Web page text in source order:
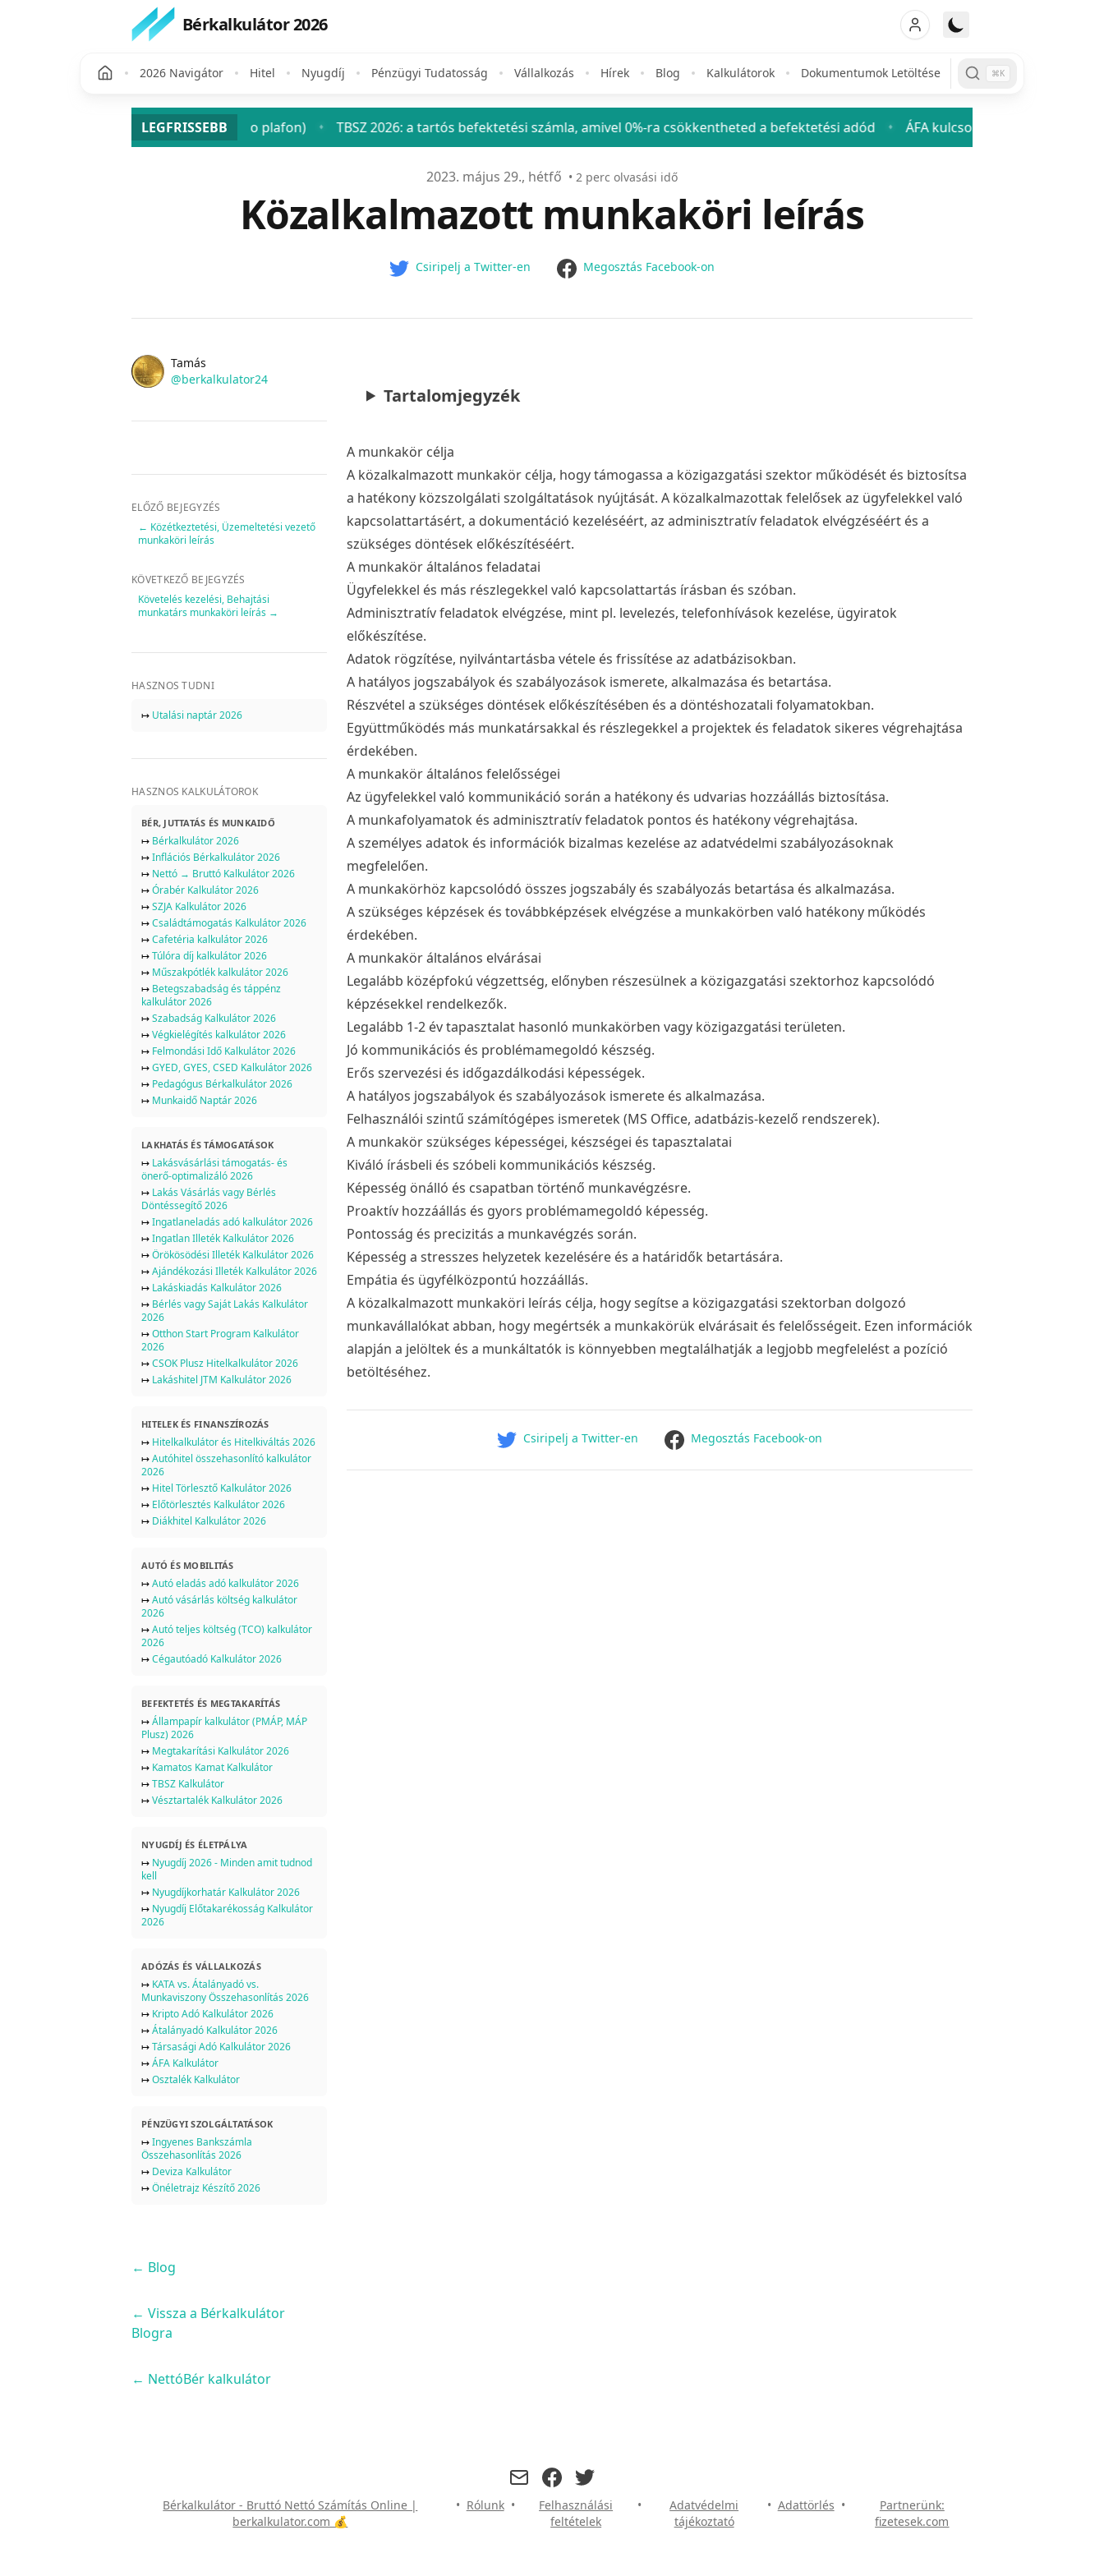
Bérkalkulátor 2026
2026 Navigátor Hitel Nyugdíj Pénzügyi Tudatosság Vállalkozás Hírek Blog Kalkulátorok Dokumentumok Letöltése ⌘K
LEGFRISSEBB
után? (SZJA + szocho plafon) TBSZ 2026: a tartós befektetési számla, amivel 0%-ra csökkentheted a befektetési adód ♦ ÁFA kulcsok 2026: mennyi az áfa és
2023. május 29., hétfő • 2 perc olvasási idő
Közalkalmazott munkaköri leírás
Csiripelj a Twitter-en facebook
Megosztás Facebook-on
AuthorsName
Tamás
Twitter
@berkalkulator24
Tartalomjegyzék
A munkakör célja
A közalkalmazott munkakör célja, hogy támogassa a közigazgatási szektor működését és biztosítsa
a hatékony közszolgálati szolgáltatások nyújtását. A közalkalmazottak felelősek az ügyfelekkel való
kapcsolattartásért, a dokumentáció kezeléséért, az adminisztratív feladatok elvégzéséért és a
szükséges döntések előkészítéséért.
A munkakör általános feladatai
Ügyfelekkel és más részlegekkel való kapcsolattartás írásban és szóban.
Adminisztratív feladatok elvégzése, mint pl. levelezés, telefonhívások kezelése, ügyiratok
előkészítése.
Adatok rögzítése, nyilvántartásba vétele és frissítése az adatbázisokban.
A hatályos jogszabályok és szabályozások ismerete, alkalmazása és betartása.
Részvétel a szükséges döntések előkészítésében és a döntéshozatali folyamatokban.
Együttműködés más munkatársakkal és részlegekkel a projektek és feladatok sikeres végrehajtása
érdekében.
A munkakör általános felelősségei
Az ügyfelekkel való kommunikáció során a hatékony és udvarias hozzáállás biztosítása.
A munkafolyamatok és adminisztratív feladatok pontos és hatékony végrehajtása.
A személyes adatok és információk bizalmas kezelése az adatvédelmi szabályozásoknak
megfelelően.
A munkakörhöz kapcsolódó összes jogszabály és szabályozás betartása és alkalmazása.
A szükséges képzések és továbbképzések elvégzése a munkakörben való hatékony működés
érdekében.
A munkakör általános elvárásai
Legalább középfokú végzettség, előnyben részesülnek a közigazgatási szektorhoz kapcsolódó
képzésekkel rendelkezők.
Legalább 1-2 év tapasztalat hasonló munkakörben vagy közigazgatási területen.
Jó kommunikációs és problémamegoldó készség.
Erős szervezési és időgazdálkodási képességek.
A hatályos jogszabályok és szabályozások ismerete és alkalmazása.
Felhasználói szintű számítógépes ismeretek (MS Office, adatbázis-kezelő rendszerek).
A munkakör szükséges képességei, készségei és tapasztalatai
Kiváló írásbeli és szóbeli kommunikációs készség.
Képesség önálló és csapatban történő munkavégzésre.
Proaktív hozzáállás és gyors problémamegoldó képesség.
Pontosság és precizitás a munkavégzés során.
Képesség a stresszes helyzetek kezelésére és a határidők betartására.
Empátia és ügyfélközpontú hozzáállás.
A közalkalmazott munkaköri leírás célja, hogy segítse a közigazgatási szektorban dolgozó
munkavállalókat abban, hogy megértsék a munkakörük elvárásait és felelősségeit. Ezen információk
alapján a jelöltek és a munkáltatók is könnyebben megtalálhatják a legjobb megfelelést a pozíció
betöltéséhez.
Csiripelj a Twitter-en facebookMegosztás Facebook-on
ELŐZŐ BEJEGYZÉS
← Közétkeztetési, Üzemeltetési vezető
munkaköri leírás
KÖVETKEZŐ BEJEGYZÉS
Követelés kezelési, Behajtási
munkatárs munkaköri leírás →
HASZNOS TUDNI
↦ Utalási naptár 2026
HASZNOS KALKULÁTOROK
BÉR, JUTTATÁS ÉS MUNKAIDŐ
↦ Bérkalkulátor 2026
↦Inflációs Bérkalkulátor 2026
↦ Nettó → Bruttó Kalkulátor 2026
↦Órabér Kalkulátor 2026
↦SZJA Kalkulátor 2026
↦Családtámogatás Kalkulátor 2026
↦Cafetéria kalkulátor 2026
↦Túlóra díj kalkulátor 2026
↦ Műszakpótlék kalkulátor 2026
↦ Betegszabadság és táppénz
kalkulátor 2026
↦Szabadság Kalkulátor 2026
↦Végkielégítés kalkulátor 2026
↦ Felmondási Idő Kalkulátor 2026
↦GYED, GYES, CSED Kalkulátor 2026
↦ Pedagógus Bérkalkulátor 2026
↦ Munkaidő Naptár 2026
LAKHATÁS ÉS TÁMOGATÁSOK
↦ Lakásvásárlási támogatás- és
önerő-optimalizáló 2026
↦ Lakás Vásárlás vagy Bérlés
Döntéssegítő 2026
↦Ingatlaneladás adó kalkulátor 2026
↦Ingatlan Illeték Kalkulátor 2026
↦Örökösödési Illeték Kalkulátor 2026
↦Ajándékozási Illeték Kalkulátor 2026
↦ Lakáskiadás Kalkulátor 2026
↦ Bérlés vagy Saját Lakás Kalkulátor
2026
↦Otthon Start Program Kalkulátor
2026
↦CSOK Plusz Hitelkalkulátor 2026
↦ Lakáshitel JTM Kalkulátor 2026
HITELEK ÉS FINANSZÍROZÁS
↦ Hitelkalkulátor és Hitelkiváltás 2026
↦Autóhitel összehasonlító kalkulátor
2026
↦ Hitel Törlesztő Kalkulátor 2026
↦ Előtörlesztés Kalkulátor 2026
↦ Diákhitel Kalkulátor 2026
AUTÓ ÉS MOBILITÁS
↦Autó eladás adó kalkulátor 2026
↦Autó vásárlás költség kalkulátor
2026
↦Autó teljes költség (TCO) kalkulátor
2026
↦Cégautóadó Kalkulátor 2026
BEFEKTETÉS ÉS MEGTAKARÍTÁS
↦Állampapír kalkulátor (PMÁP, MÁP
Plusz) 2026
↦ Megtakarítási Kalkulátor 2026
↦ Kamatos Kamat Kalkulátor
↦TBSZ Kalkulátor
↦Vésztartalék Kalkulátor 2026
NYUGDÍJ ÉS ÉLETPÁLYA
↦ Nyugdíj 2026 - Minden amit tudnod
kell
↦ Nyugdíjkorhatár Kalkulátor 2026
↦ Nyugdíj Előtakarékosság Kalkulátor
2026
ADÓZÁS ÉS VÁLLALKOZÁS
↦ KATA vs. Átalányadó vs.
Munkaviszony Összehasonlítás 2026
↦ Kripto Adó Kalkulátor 2026
↦Átalányadó Kalkulátor 2026
↦Társasági Adó Kalkulátor 2026
↦ÁFA Kalkulátor
↦Osztalék Kalkulátor
PÉNZÜGYI SZOLGÁLTATÁSOK
↦Ingyenes Bankszámla
Összehasonlítás 2026
↦ Deviza Kalkulátor
↦Önéletrajz Készítő 2026
← Blog
← Vissza a Bérkalkulátor
Blogra
← NettóBér kalkulátor
facebooktwitter
Bérkalkulátor - Bruttó Nettó Számítás Online |
berkalkulator.com 💰
• Rólunk •
Felhasználási
feltételek
•
Adatvédelmi
tájékoztató
• Adattörlés •
Partnerünk:
fizetesek.com